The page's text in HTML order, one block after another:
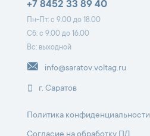
+7 8452 33 89 40
Пн-Пт: с 9.00 до 18.00
Сб: с 9.00 до 16.00
Вс: выходной
info@saratov.voltag.ru
г. Саратов
Политика конфиденциальности